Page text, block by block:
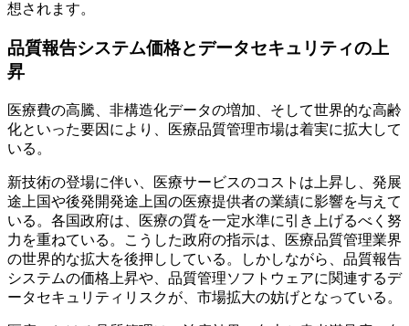
想されます。
品質報告システム価格とデータセキュリティの上
昇
医療費の高騰、非構造化データの増加、そして世界的な高齢
化といった要因により、医療品質管理市場は着実に拡大して
いる。
新技術の登場に伴い、医療サービスのコストは上昇し、発展
途上国や後発開発途上国の医療提供者の業績に影響を与えて
いる。各国政府は、医療の質を一定水準に引き上げるべく努
力を重ねている。こうした政府の指示は、医療品質管理業界
の世界的な拡大を後押ししている。しかしながら、品質報告
システムの価格上昇や、品質管理ソフトウェアに関連するデ
ータセキュリティリスクが、市場拡大の妨げとなっている。